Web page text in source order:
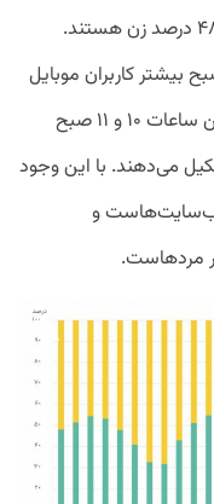
می‌دهد ۵۲ درصد از کاربران موبایل مرد و ۴۸ درصد زن هستند.
در ساعات اولیه روز یعنی ۶ و ۷ صبح بیشتر کاربران موبایل
در فضای وب مردها هستند؛ درحالی که بین ساعات ۱۰ و ۱۱ صبح
می‌دهند. با این وجود
وب‌سایت‌هاست و